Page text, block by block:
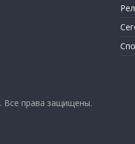
. Все права защищены.